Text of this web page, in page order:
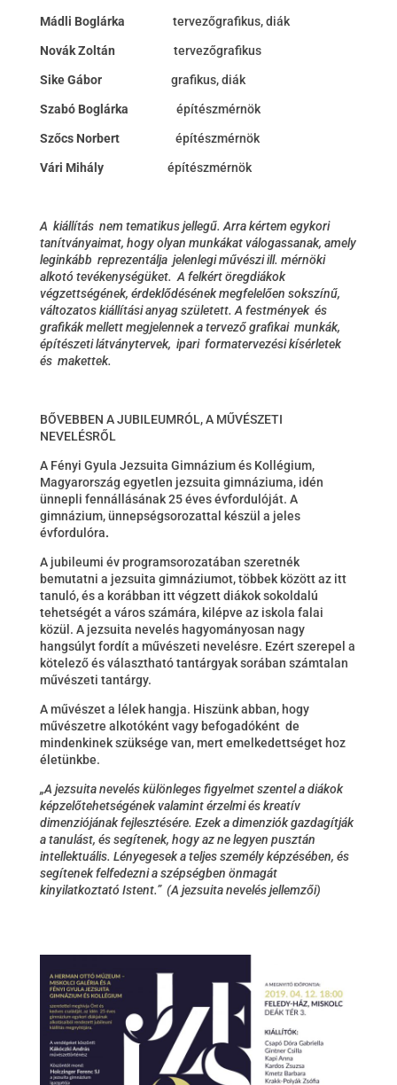
Mádli Boglárka tervezőgrafikus, diák
Novák Zoltán tervezőgrafikus
Sike Gábor grafikus, diák
Szabó Boglárka építészmérnök
Szőcs Norbert építészmérnök
Vári Mihály építészmérnök
A kiállítás nem tematikus jellegű. Arra kértem egykori
tanítványaimat, hogy olyan munkákat válogassanak, amely
leginkább reprezentálja jelenlegi művészi ill. mérnöki
alkotó tevékenységüket. A felkért öregdiákok
végzettségének, érdeklődésének megfelelően sokszínű,
változatos kiállítási anyag született. A festmények és
grafikák mellett megjelennek a tervező grafikai munkák,
építészeti látványtervek, ipari formatervezési kísérletek
és makettek.
BŐVEBBEN A JUBILEUMRÓL, A MŰVÉSZETI
NEVELÉSRŐL
A Fényi Gyula Jezsuita Gimnázium és Kollégium,
Magyarország egyetlen jezsuita gimnáziuma, idén
ünnepli fennállásának 25 éves évfordulóját. A
gimnázium, ünnepségsorozattal készül a jeles
évfordulóra.
A jubileumi év programsorozatában szeretnék
bemutatni a jezsuita gimnáziumot, többek között az itt
tanuló, és a korábban itt végzett diákok sokoldalú
tehetségét a város számára, kilépve az iskola falai
közül. A jezsuita nevelés hagyományosan nagy
hangsúlyt fordít a művészeti nevelésre. Ezért szerepel a
kötelező és választható tantárgyak sorában számtalan
művészeti tantárgy.
A művészet a lélek hangja. Hiszünk abban, hogy
művészetre alkotóként vagy befogadóként de
mindenkinek szüksége van, mert emelkedettséget hoz
életünkbe.
„A jezsuita nevelés különleges figyelmet szentel a diákok
képzelőtehetségének valamint érzelmi és kreatív
dimenziójának fejlesztésére. Ezek a dimenziók gazdagítják
a tanulást, és segítenek, hogy az ne legyen pusztán
intellektuális. Lényegesek a teljes személy képzésében, és
segítenek felfedezni a szépségben önmagát
kinyilatkoztató Istent.” (A jezsuita nevelés jellemzői)